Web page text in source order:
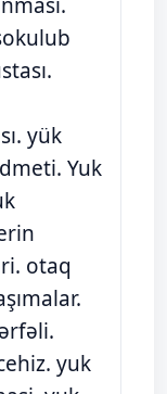
yük
Yuk
otaq
yuk